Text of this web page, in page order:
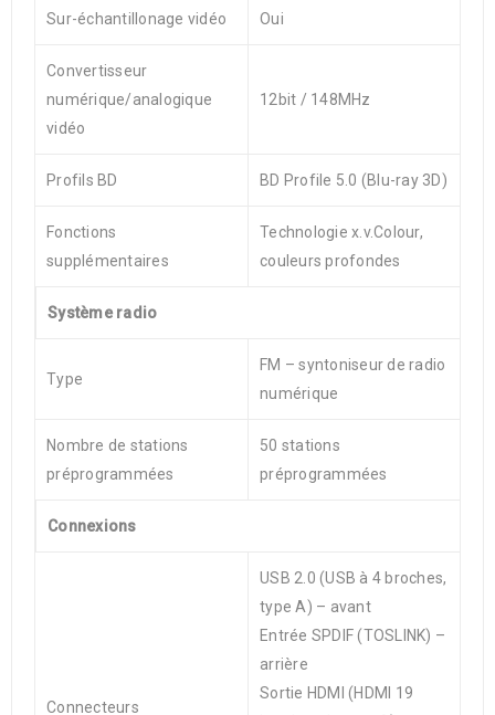
Sur-échantillonage vidéo Oui
Convertisseur
numérique/analogique
vidéo
12bit / 148MHz
Profils BD BD Profile 5.0 (Blu-ray 3D)
Fonctions
supplémentaires
Technologie x.v.Colour,
couleurs profondes
Système radio
Type
FM – syntoniseur de radio
numérique
Nombre de stations
préprogrammées
50 stations
préprogrammées
Connexions
Connecteurs
USB 2.0 (USB à 4 broches,
type A) – avant
Entrée SPDIF (TOSLINK) –
arrière
Sortie HDMI (HDMI 19